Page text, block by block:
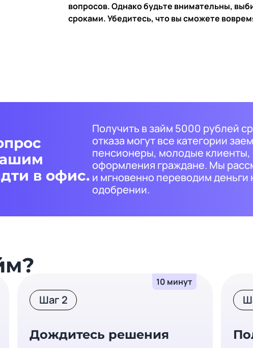
вопросов. Однако будьте внимательны,
сроками. Убедитесь, что вы сможете
в офис.
Получить в займ 5000 рублей
отказа могут все категории
пенсионеры, молодые
оформления граждане. Мы
и мгновенно переводим деньги
одобрении.
10 минут
Шаг 2
Дождитесь решения